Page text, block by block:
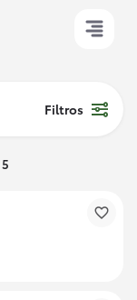
Filtros
5